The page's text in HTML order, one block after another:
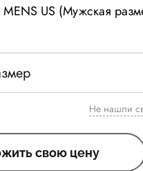
US (Мужская
свою цену